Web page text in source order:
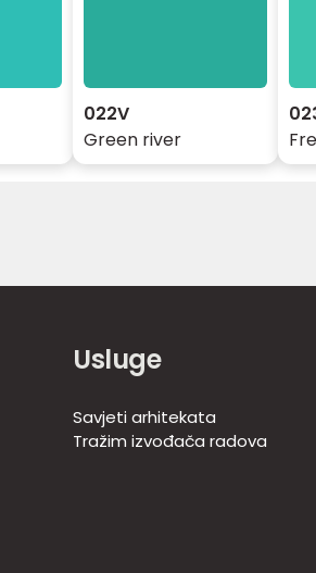
022V
Green river
Usluge
Savjeti arhitekata
Tražim izvođača radova